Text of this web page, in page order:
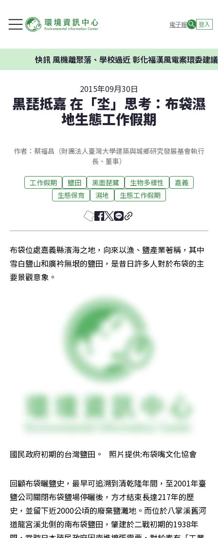
電子報 登入
風機離聚落、學校過近 彰化福漢風電案環委建議不應開發
2015年09月30日
黑琵抵嘉 在「坔」思考：布袋濕
地生態工作假期
作者：蔡福昌（財團法人臺灣大學建築與城鄉研究發展基會執行
長、董事）
工作假期 鹽田 黑面琵鷺 生物多樣性
嘉義
生態保育
濕地 生態工作假期
布袋位處嘉義縣濱海之地，向來以漁、鹽產業著稱，其中
雪白鹽山和廣衿無垠的鹽田，是昔日許多人對於布袋的主
要景觀意象。
國民政府初期的台灣鹽田。   照片提供:布袋嘴文化協會
回顧布袋曬鹽史，最早可追溯到清乾隆年間，至2001年臺
鹽公司關閉布袋鹽場停曬後，方才結束長達217年的歷
史，並留下近2000公頃的廢棄鹽灘地。而位於八掌溪舊河
道龍宮溪北側的南布袋鹽田，肇建於二戰初期的1938年